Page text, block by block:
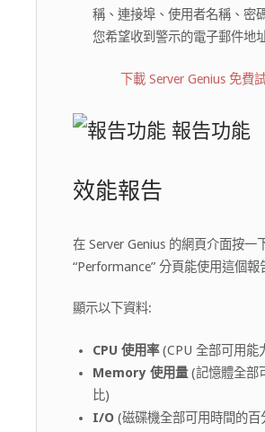
稱、連接埠、使用者名稱、密
您希望收到警示的電子郵件地
下載 Server Genius 免費
報告功能
效能報告
在 Server Genius 的網頁介面按一
“Performance” 分頁能使用這個報
顯示以下資料:
CPU 使用率(CPU 全部可用能
Memory 使用量(記憶體全部
比)
I/O(磁碟機全部可用時間的百